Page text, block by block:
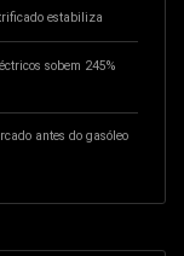
estabiliza
sobem 245%
antes do gasóleo